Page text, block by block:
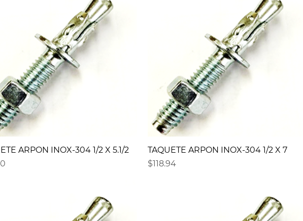
ARPON INOX-304 1/2 X 5.1/2
TAQUETE ARPON INOX-304 1/2 X 7
Precio
$118.94